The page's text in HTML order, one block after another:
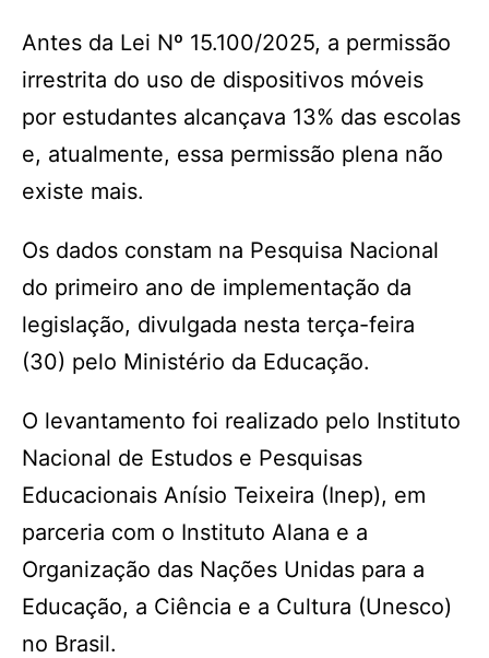
Antes da Lei Nº 15.100/2025, a permissão
irrestrita do uso de dispositivos móveis
por estudantes alcançava 13% das escolas
e, atualmente, essa permissão plena não
existe mais.
Os dados constam na Pesquisa Nacional
do primeiro ano de implementação da
legislação, divulgada nesta terça-feira
(30) pelo Ministério da Educação.
O levantamento foi realizado pelo Instituto
Nacional de Estudos e Pesquisas
Educacionais Anísio Teixeira (Inep), em
parceria com o Instituto Alana e a
Organização das Nações Unidas para a
Educação, a Ciência e a Cultura (Unesco)
no Brasil.